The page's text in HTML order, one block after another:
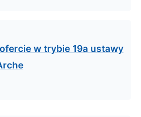
w trybie 19a ustawy